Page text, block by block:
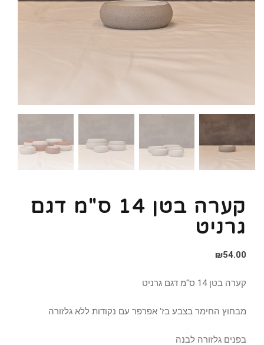
קערה בטן 14 ס"מ דגם
גרניט
₪54.00
קערה בטן 14 ס"מ דגם גרניט
מבחוץ החימר בצבע בז' אפרפר עם נקודות ללא גלזורה
בפנים גלזורה לבנה